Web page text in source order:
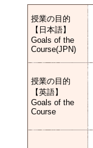
授業の目的
【日本語】
Goals of the
Course(JPN)
授業の目的
【英語】
Goals of the
Course